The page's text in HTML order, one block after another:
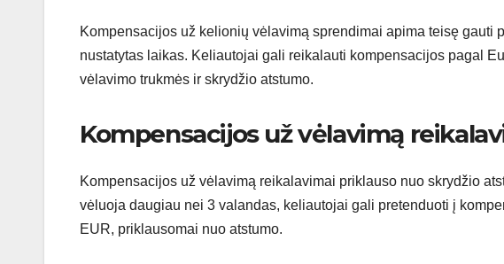
Kompensacijos už kelionių vėlavimą sprendimai apima teisę
nustatytas laikas. Keliautojai gali reikalauti kompensacijos pagal
vėlavimo trukmės ir skrydžio atstumo.
Kompensacijos už vėlavimą
Kompensacijos už vėlavimą reikalavimai priklauso nuo skrydžio
vėluoja daugiau nei 3 valandas, keliautojai gali pretenduoti į
EUR, priklausomai nuo atstumo.